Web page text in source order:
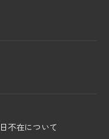
不在について